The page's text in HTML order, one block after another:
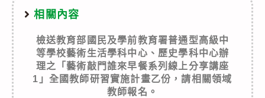
相關內容
檢送教育部國民及學前教育署普通型高級中
等學校藝術生活學科中心、歷史學科中心辦
理之「藝術敲門誰來早餐系列線上分享講座
1」全國教師研習實施計畫乙份，請相關領域
教師報名。